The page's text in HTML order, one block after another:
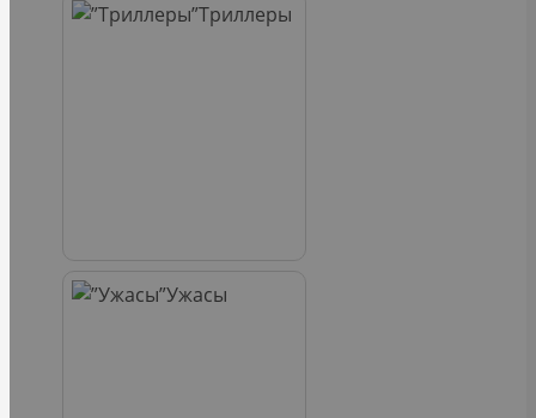
Триллеры
Ужасы